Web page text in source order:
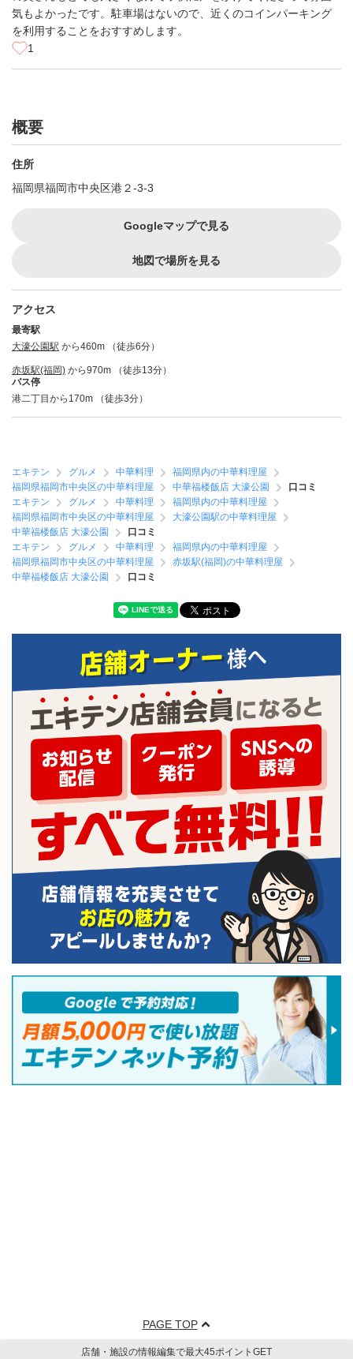
気もよかったです。駐車場はないので、近くのコインパーキング
を利用することをおすすめします。
1
概要
住所
福岡県福岡市中央区港２-3-3
Googleマップで見る
地図で場所を見る
アクセス
最寄駅
大濠公園駅 から460m （徒歩6分）
赤坂駅(福岡) から970m （徒歩13分）
バス停
港二丁目から170m （徒歩3分）
エキテン グルメ 中華料理
福岡県内の中華料理屋
福岡県福岡市中央区の中華料理屋
中華福楼飯店 大濠公園
口コミ
エキテン
グルメ 中華料理
福岡県内の中華料理屋
福岡県福岡市中央区の中華料理屋
大濠公園駅の中華料理屋
中華福楼飯店 大濠公園
口コミ
エキテン
グルメ 中華料理
福岡県内の中華料理屋
福岡県福岡市中央区の中華料理屋
赤坂駅(福岡)の中華料理屋
中華福楼飯店 大濠公園
口コミ
PAGE TOP
店舗・施設の情報編集で最大45ポイントGET